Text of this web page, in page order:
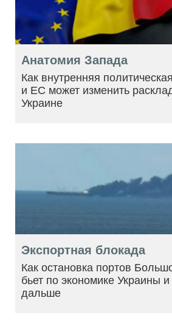
Анатомия Запада
Как внутренняя
и ЕС может изменить
Украине
Экспортная блокада
Как остановка портов
бьет по экономике Украины и
дальше